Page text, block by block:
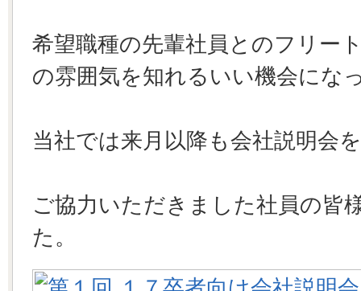
希望職種の先輩社員とのフリー
の雰囲気を知れるいい機会にな
当社では来月以降も会社説明会
ご協力いただきました社員の皆
た。